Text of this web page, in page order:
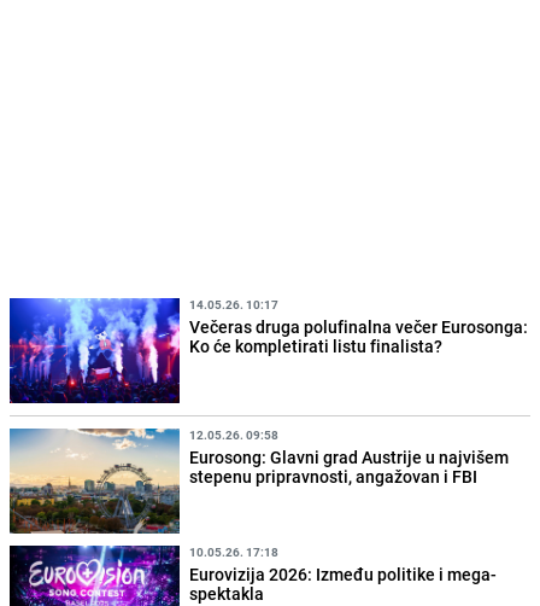
14.05.26. 10:17
Večeras druga polufinalna večer Eurosonga:
Ko će kompletirati listu finalista?
12.05.26. 09:58
Eurosong: Glavni grad Austrije u najvišem
stepenu pripravnosti, angažovan i FBI
10.05.26. 17:18
Eurovizija 2026: Između politike i mega-
spektakla